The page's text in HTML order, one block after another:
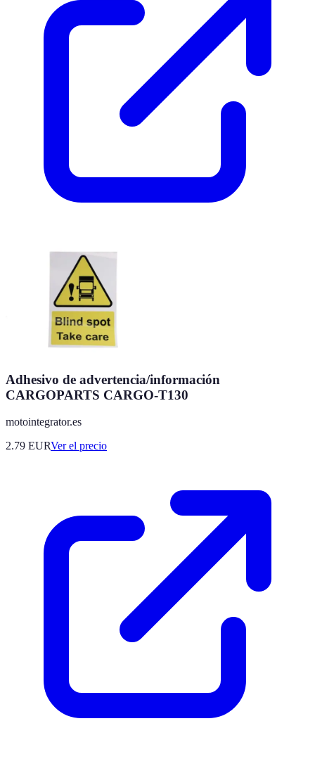
Adhesivo de advertencia/información
CARGOPARTS CARGO-T130
motointegrator.es
2.79 EURVer el precio